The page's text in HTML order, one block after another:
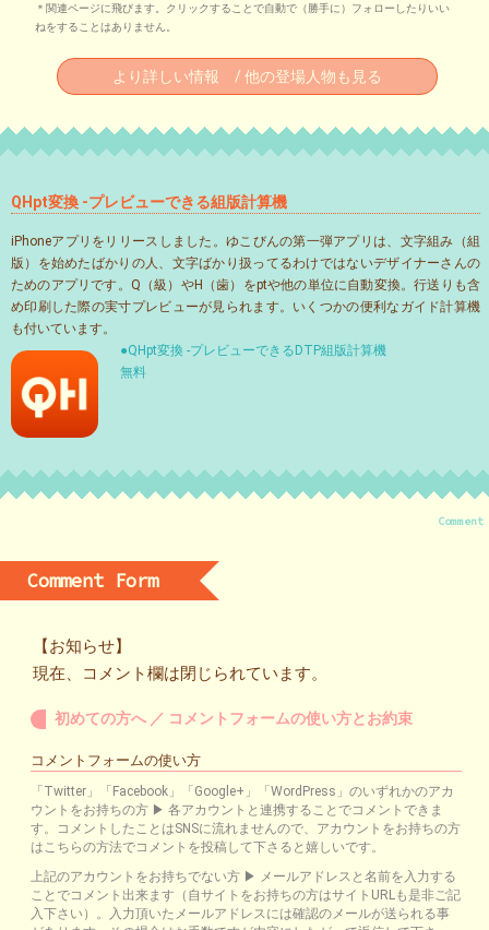
＊関連ページに飛びます。クリックすることで自動で（勝手に）フォローしたりいい
ねをすることはありません。
より詳しい情報 / 他の登場人物も見る
QHpt変換 -プレビューできる組版計算機
iPhoneアプリをリリースしました。ゆこびんの第一弾アプリは、文字組み（組
版）を始めたばかりの人、文字ばかり扱ってるわけではないデザイナーさんの
ためのアプリです。Q（級）やH（歯）をptや他の単位に自動変換。行送りも含
め印刷した際の実寸プレビューが見られます。いくつかの便利なガイド計算機
も付いています。
●QHpt変換 -プレビューできるDTP組版計算機
無料
Comment
Comment Form
【お知らせ】
現在、コメント欄は閉じられています。
初めての方へ ／ コメントフォームの使い方とお約束
コメントフォームの使い方
「Twitter」「Facebook」「Google+」「WordPress」のいずれかのアカ
ウントをお持ちの方 ▶ 各アカウントと連携することでコメントできま
す。コメントしたことはSNSに流れませんので、アカウントをお持ちの方
はこちらの方法でコメントを投稿して下さると嬉しいです。
上記のアカウントをお持ちでない方 ▶ メールアドレスと名前を入力する
ことでコメント出来ます（自サイトをお持ちの方はサイトURLも是非ご記
入下さい）。入力頂いたメールアドレスには確認のメールが送られる事